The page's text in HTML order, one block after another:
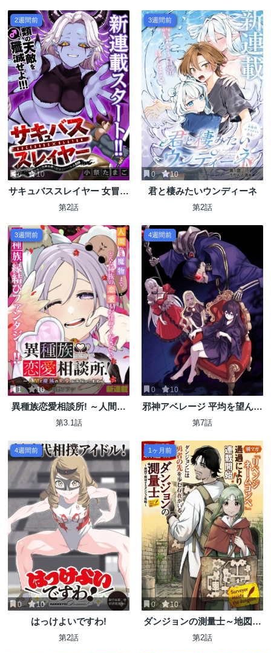
きました～
エルフ? 買います!～
2週間前
0 10
サキュバススレイヤー 女冒険
者と世界を救う終末のハーレ
第2話
3週間前
0 10
君と棲みたいウンディーネ
第2話
3週間前
1 10
異種族恋愛相談所! ～人間と
魔族の恋愛お手伝いします～
第3.1話
4週間前
0 10
邪神アベレージ 平均を望んだ
美少女、異世界で平均的な邪
第7話
4週間前
0 10
はっけよいですわ!
第2話
1ヶ月前
0 10
ダンジョンの測量士～地図で
無双するダンジョン攻略～
第2話